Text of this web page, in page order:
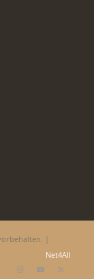
|
Net4All